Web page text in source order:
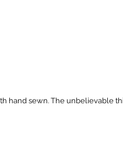
hand sewn. The unbelievable